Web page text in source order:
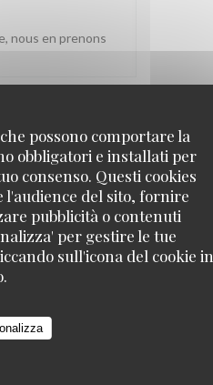
possono comportare la
obbligatori e installati per
consenso. Questi cookies
l'audience del sito, fornire
pubblicità o contenuti
per gestire le tue
sull'icona del cookie in
nous en prenons
/ PREZZO : 5/5
L'équipe de La